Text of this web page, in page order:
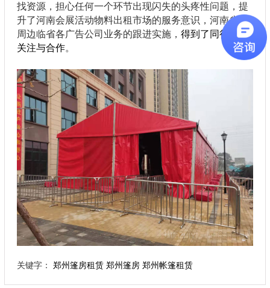
找资源，担心任何一个环节出现闪失的头疼性问题，提
升了河南会展活动物料出租市场的服务意识，河南省及
周边临省各广告公司业务的跟进实施， 得到了同行业的
关注与合作。
关键字： 郑州篷房租赁 郑州篷房 郑州帐篷租赁